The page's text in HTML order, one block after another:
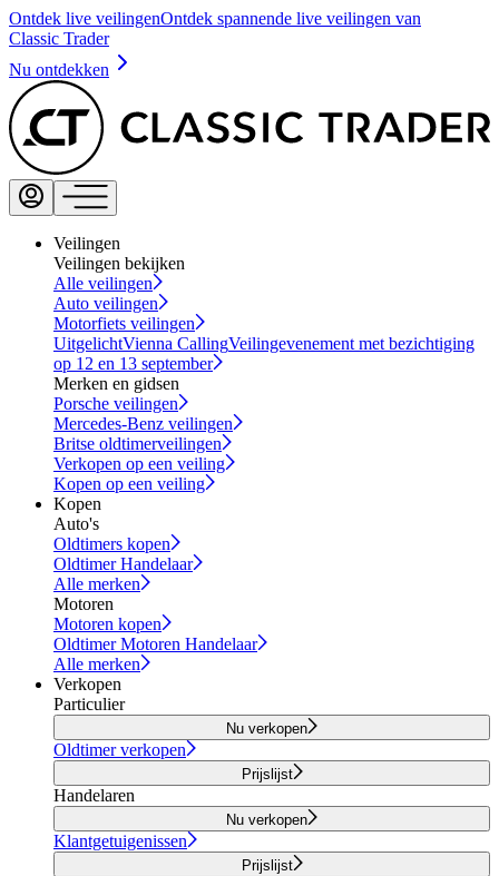
Ontdek live veilingenOntdek spannende live veilingen van
Classic Trader
Nu ontdekken
Veilingen
Veilingen bekijken
Alle veilingen
Auto veilingen
Motorfiets veilingen
UitgelichtVienna CallingVeilingevenement met bezichtiging
op 12 en 13 september
Merken en gidsen
Porsche veilingen
Mercedes-Benz veilingen
Britse oldtimerveilingen
Verkopen op een veiling
Kopen op een veiling
Kopen
Auto's
Oldtimers kopen
Oldtimer Handelaar
Alle merken
Motoren
Motoren kopen
Oldtimer Motoren Handelaar
Alle merken
Verkopen
Particulier
Nu verkopen
Oldtimer verkopen
Prijslijst
Handelaren
Nu verkopen
Klantgetuigenissen
Prijslijst